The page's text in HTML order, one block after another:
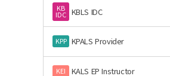
KB
IDC KBLS IDC
KPP KPALS Provider
KEI KALS EP Instructor